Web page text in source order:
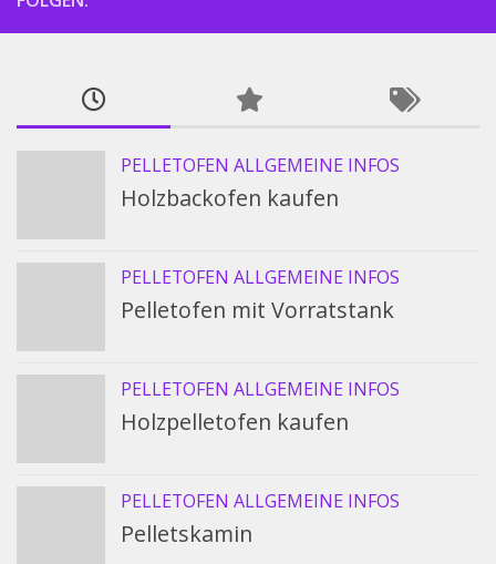
PELLETOFEN ALLGEMEINE INFOS
Holzbackofen kaufen
PELLETOFEN ALLGEMEINE INFOS
Pelletofen mit Vorratstank
PELLETOFEN ALLGEMEINE INFOS
Holzpelletofen kaufen
PELLETOFEN ALLGEMEINE INFOS
Pelletskamin